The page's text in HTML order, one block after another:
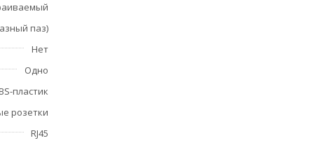
паз)
Нет
Одно
пластик
розетки
RJ45